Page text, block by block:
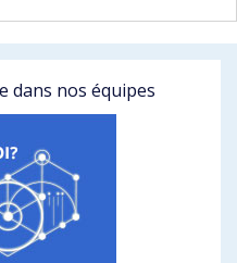
dans nos équipes